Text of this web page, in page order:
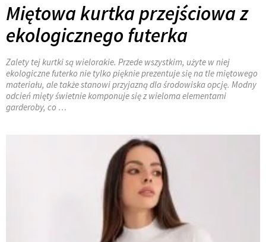
Miętowa kurtka przejściowa z
ekologicznego futerka
Zalety tej kurtki są wielorakie. Przede wszystkim, użyte w niej
ekologiczne futerko nie tylko pięknie prezentuje się na tle miętowego
materiału, ale także stanowi przyjazną dla środowiska opcję. Modny
odcień mięty świetnie komponuje się z wieloma elementami
garderoby, co …